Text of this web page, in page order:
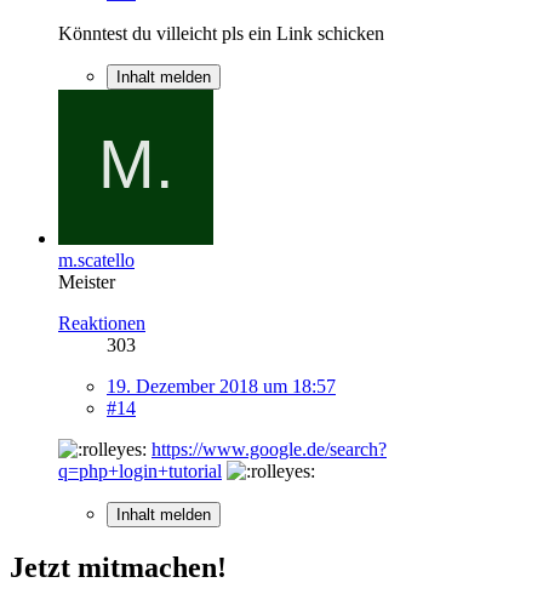
Könntest du villeicht pls ein Link schicken
Inhalt melden
m.scatello
Meister
Reaktionen
303
19. Dezember 2018 um 18:57
#14
https://www.google.de/search?
q=php+login+tutorial
Inhalt melden
Jetzt mitmachen!